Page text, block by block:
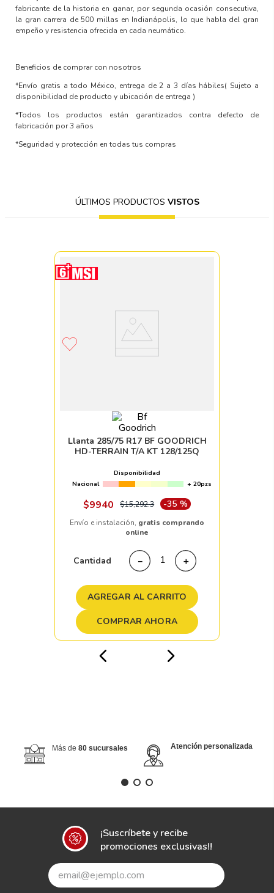
fabricante de la historia en ganar, por segunda ocasión consecutiva,
la gran carrera de 500 millas en Indianápolis, lo que habla del gran
empeño y resistencia ofrecida en cada neumático.
Beneficios de comprar con nosotros
*Envío gratis a todo México, entrega de 2 a 3 días hábiles( Sujeto a
disponibilidad de producto y ubicación de entrega )
*Todos los productos están garantizados contra defecto de
fabricación por 3 años
*Seguridad y protección en todas tus compras
ÚLTIMOS PRODUCTOS VISTOS
Llanta 285/75 R17 BF GOODRICH
HD-TERRAIN T/A KT 128/125Q
Disponibilidad
Nacional
+ 20pzs
$9940 $15,292.3 -35 %
Envío e instalación, gratis comprando
online
Cantidad ＋
－
AGREGAR AL CARRITO
COMPRAR AHORA
Más de 80 sucursales Atención personalizada
¡Suscríbete y recibe
promociones exclusivas!!